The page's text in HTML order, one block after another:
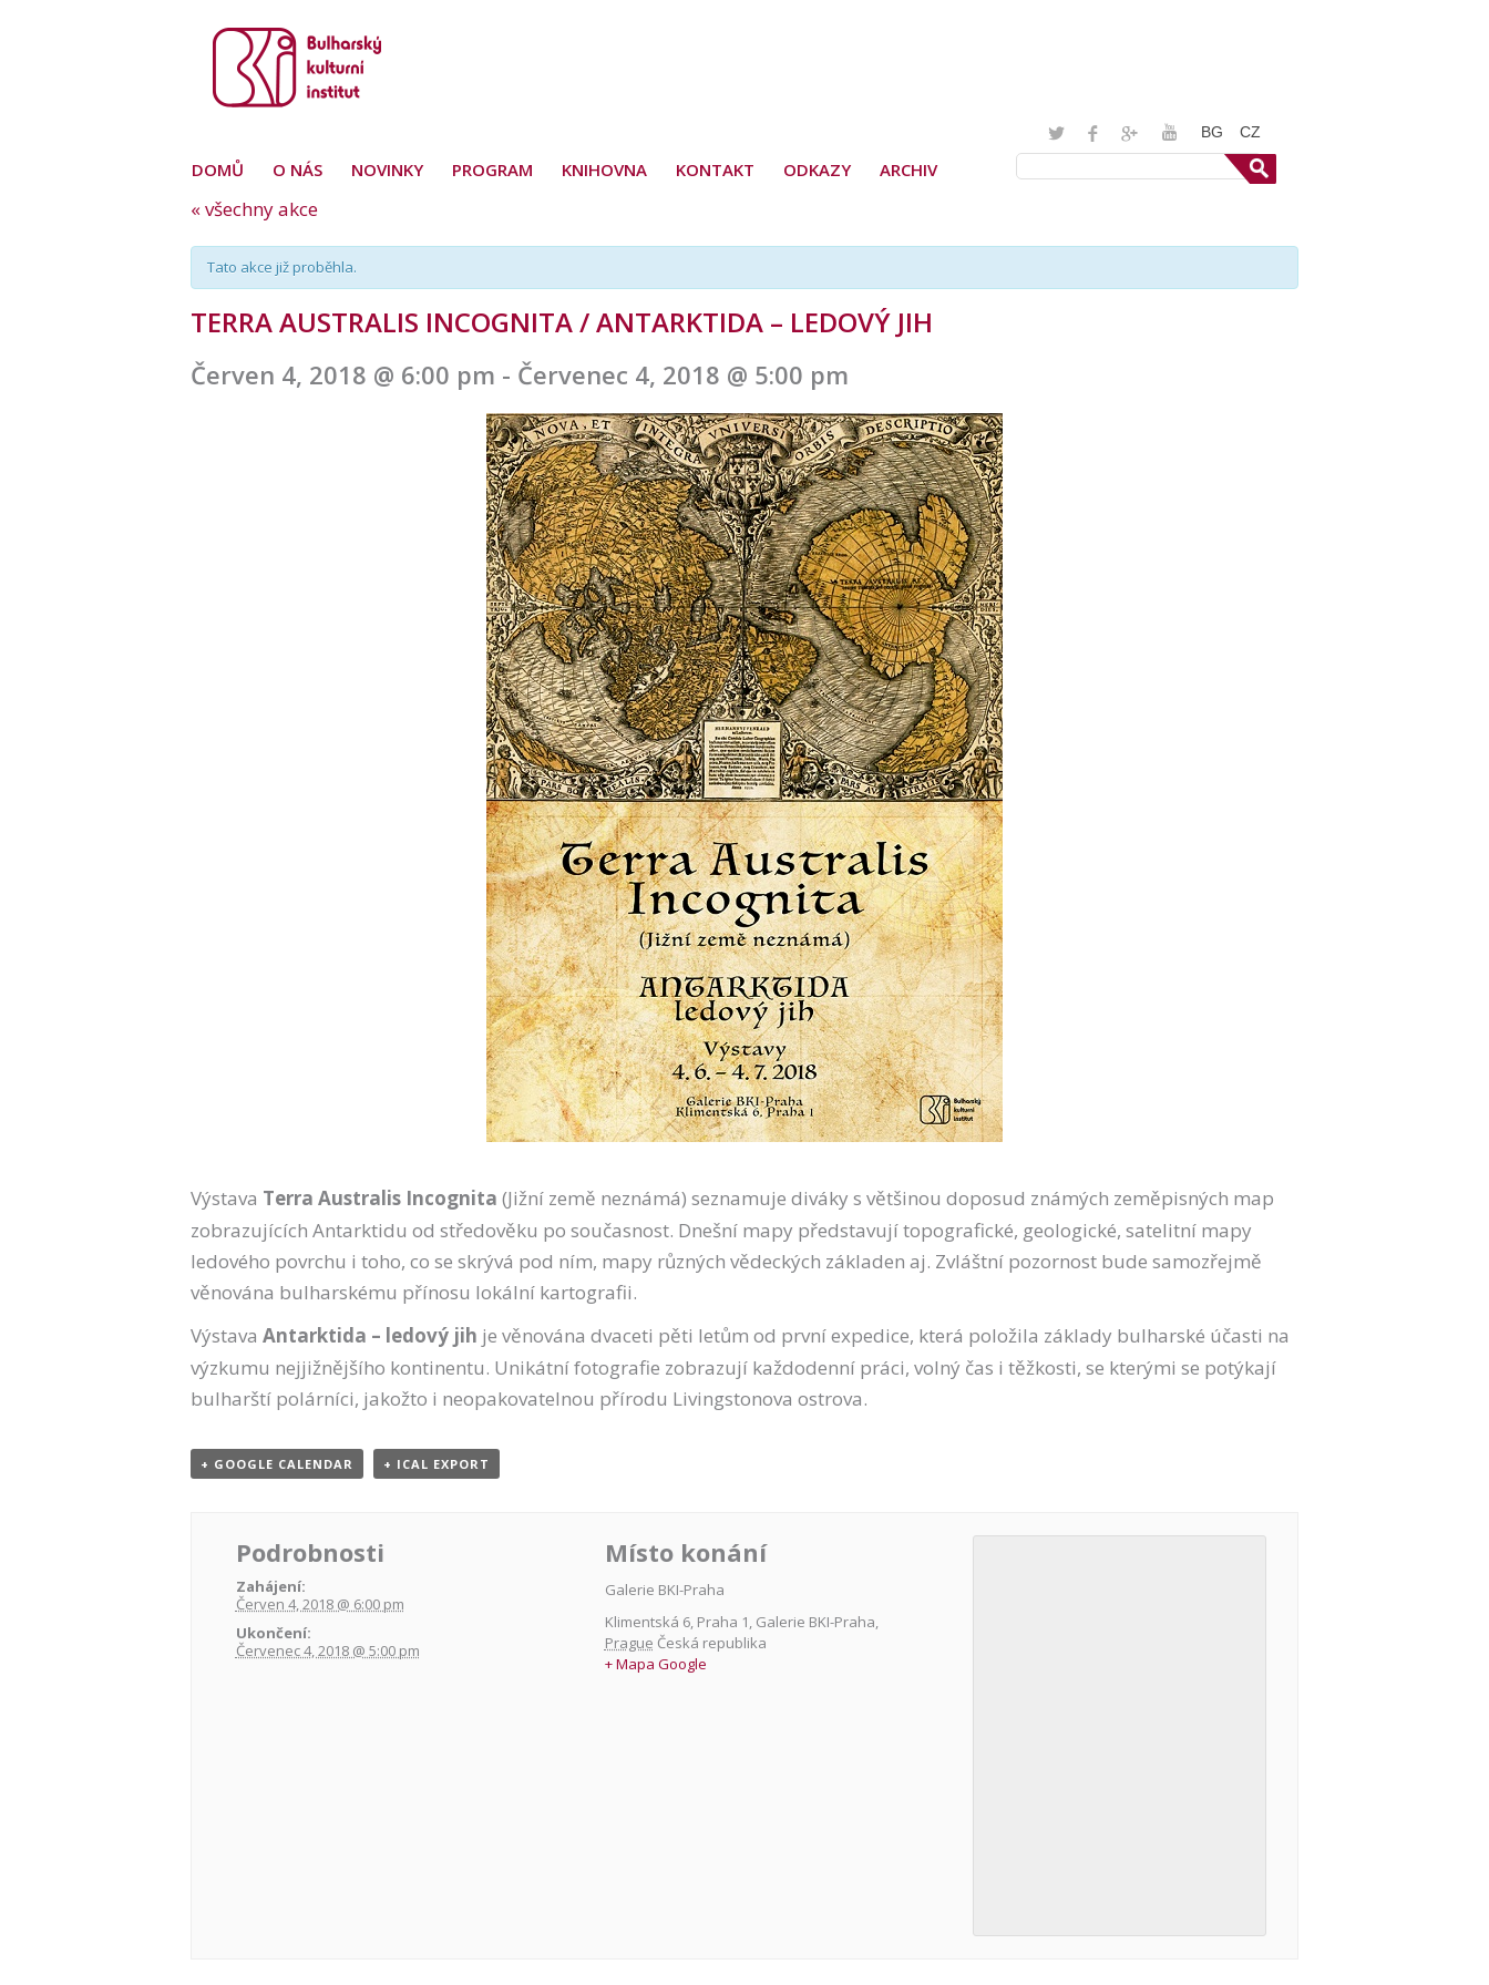
BG CZ
DOMŮ O NÁS NOVINKY PROGRAM KNIHOVNA KONTAKT ODKAZY ARCHIV
« všechny akce
Tato akce již proběhla.
TERRA AUSTRALIS INCOGNITA / ANTARKTIDA – LEDOVÝ JIH
Červen 4, 2018 @ 6:00 pm - Červenec 4, 2018 @ 5:00 pm
Výstava Terra Australis Incognita (Jižní země neznámá) seznamuje diváky s většinou doposud známých zeměpisných map
zobrazujících Antarktidu od středověku po současnost. Dnešní mapy představují topografické, geologické, satelitní mapy
ledového povrchu i toho, co se skrývá pod ním, mapy různých vědeckých základen aj. Zvláštní pozornost bude samozřejmě
věnována bulharskému přínosu lokální kartografii.
Výstava Antarktida – ledový jih je věnována dvaceti pěti letům od první expedice, která položila základy bulharské účasti na
výzkumu nejjižnějšího kontinentu. Unikátní fotografie zobrazují každodenní práci, volný čas i těžkosti, se kterými se potýkají
bulharští polárníci, jakožto i neopakovatelnou přírodu Livingstonova ostrova.
+ GOOGLE CALENDAR + ICAL EXPORT
Podrobnosti
Zahájení:
Červen 4, 2018 @ 6:00 pm
Ukončení:
Červenec 4, 2018 @ 5:00 pm
Místo konání
Galerie BKI-Praha
Klimentská 6, Praha 1, Galerie BKI-Praha,
Prague Česká republika
+ Mapa Google